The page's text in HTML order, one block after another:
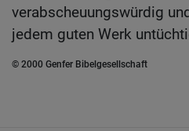
verabscheuungswürdig
jedem guten Werk
© 2000 Genfer Bibelgesellschaft